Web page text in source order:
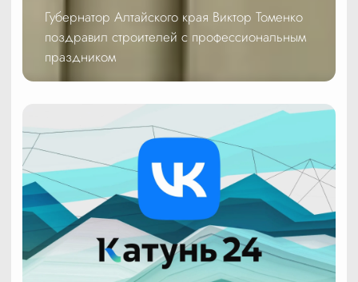
Губернатор Алтайского края Виктор Томенко
поздравил строителей с профессиональным
праздником